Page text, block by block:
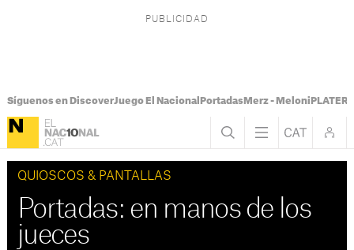
Síguenos en DiscoverJuego El Nacional PortadasMerz - Meloni
QUIOSCOS & PANTALLAS
Portadas: en manos de los
jueces